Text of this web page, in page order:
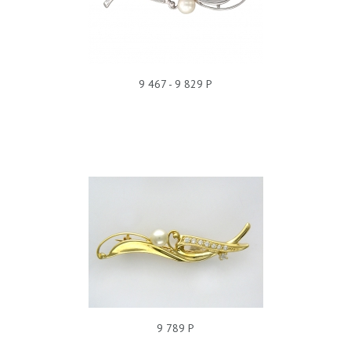
БРОШЬ ЖЕМЧУГ 01Ш320034
9 467 - 9 829 Р
БРОШЬ ЖЕМЧУГ 01Ш330034
9 789 Р